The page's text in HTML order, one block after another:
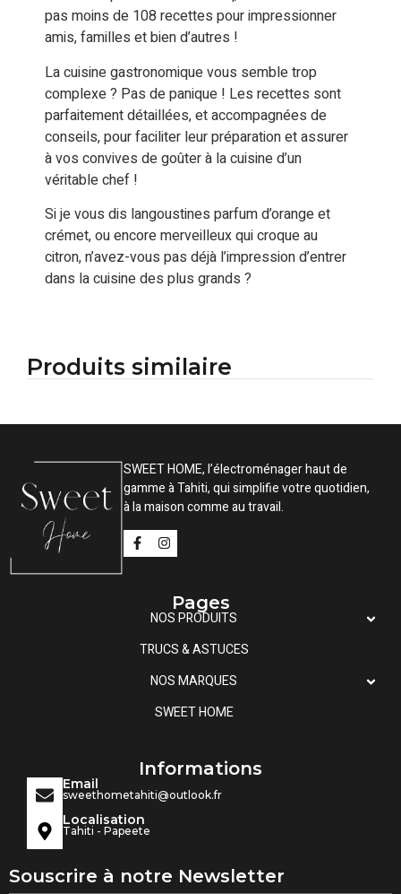
pas moins de 108 recettes pour impressionner
amis, familles et bien d’autres !
La cuisine gastronomique vous semble trop
complexe ? Pas de panique ! Les recettes sont
parfaitement détaillées, et accompagnées de
conseils, pour faciliter leur préparation et assurer
à vos convives de goûter à la cuisine d’un
véritable chef !
Si je vous dis langoustines parfum d’orange et
crémet, ou encore merveilleux qui croque au
citron, n’avez-vous pas déjà l’impression d’entrer
dans la cuisine des plus grands ?
Produits similaire
SWEET HOME, l’électroménager haut de
gamme à Tahiti, qui simplifie votre quotidien,
à la maison comme au travail.
Pages
NOS PRODUITS
TRUCS & ASTUCES
NOS MARQUES
SWEET HOME
Informations
Email
sweethometahiti@outlook.fr
Localisation
Tahiti - Papeete
Souscrire à notre Newsletter